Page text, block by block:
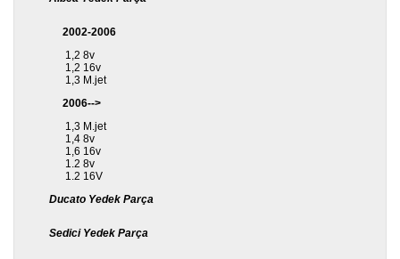
2002-2006
1,2 8v
1,2 16v
1,3 M.jet
2006-->
1,3 M.jet
1,4 8v
1,6 16v
1.2 8v
1.2 16V
Ducato Yedek Parça
Sedici Yedek Parça